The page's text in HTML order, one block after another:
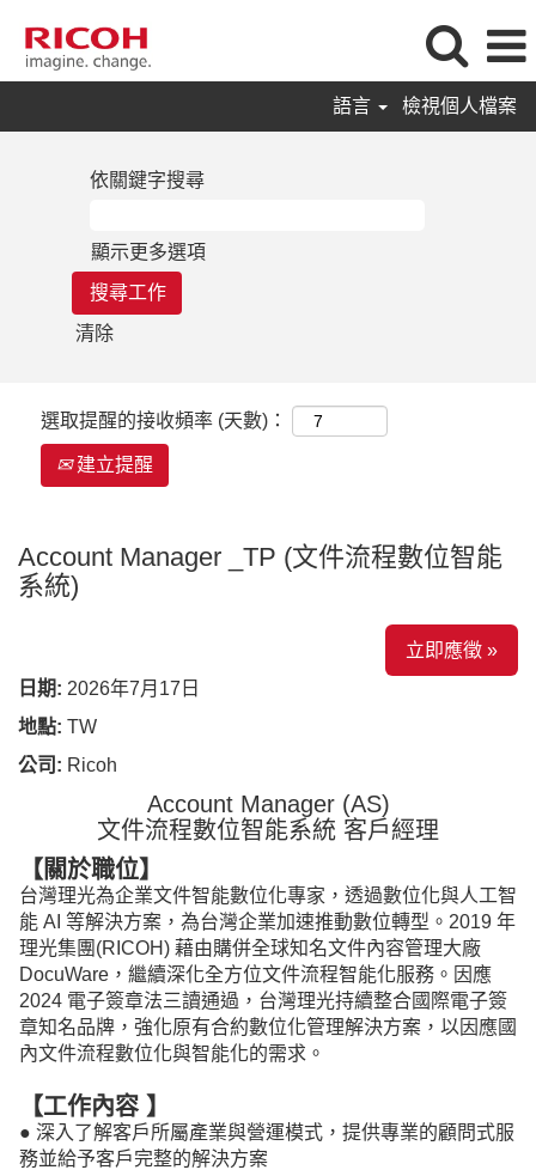
語言 檢視個人檔案
依關鍵字搜尋
顯示更多選項
清除
選取提醒的接收頻率 (天數)：
建立提醒
Account Manager _TP (文件流程數位智能
系統)
立即應徵 »
日期: 2026年7月17日
地點: TW
公司: Ricoh
Account Manager (AS)
文件流程數位智能系統 客戶經理
【關於職位】
台灣理光為企業文件智能數位化專家，透過數位化與人工智
能 AI 等解決方案，為台灣企業加速推動數位轉型。2019 年
理光集團(RICOH) 藉由購併全球知名文件內容管理大廠
DocuWare，繼續深化全方位文件流程智能化服務。因應
2024 電子簽章法三讀通過，台灣理光持續整合國際電子簽
章知名品牌，強化原有合約數位化管理解決方案，以因應國
內文件流程數位化與智能化的需求。
【工作內容 】
● 深入了解客戶所屬產業與營運模式，提供專業的顧問式服
務並給予客戶完整的解決方案